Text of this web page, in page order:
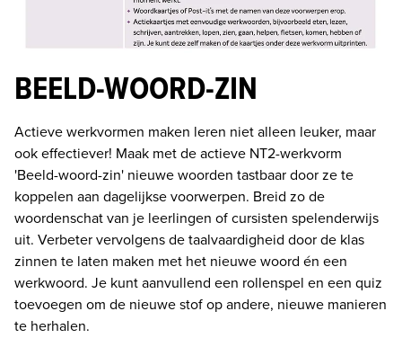
BEELD-WOORD-ZIN
Actieve werkvormen maken leren niet alleen leuker, maar
ook effectiever! Maak met de actieve NT2-werkvorm
'Beeld-woord-zin' nieuwe woorden tastbaar door ze te
koppelen aan dagelijkse voorwerpen. Breid zo de
woordenschat van je leerlingen of cursisten spelenderwijs
uit. Verbeter vervolgens de taalvaardigheid door de klas
zinnen te laten maken met het nieuwe woord én een
werkwoord. Je kunt aanvullend een rollenspel en een quiz
toevoegen om de nieuwe stof op andere, nieuwe manieren
te herhalen.